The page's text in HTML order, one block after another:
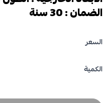
الضمان : 30 سنة
السعر
الكمية